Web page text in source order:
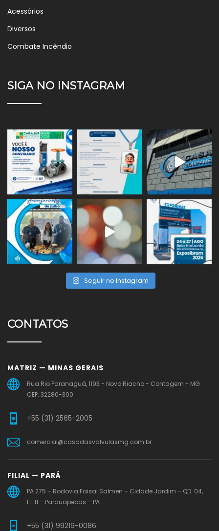
Acessórios
Diversos
Combate Incêndio
SIGA NO INSTAGRAM
Seguir no Instagram
CONTATOS
MATRIZ — MINAS GERAIS
Rua Rio Paranaguá, 1193 - Novo Riacho - Contagem - MG
CEP. 32280-300
+55 (31) 2565-2005
comercial@casadasvalvulasmg.com.br
FILIAL — PARÁ
PA 275 – Rodovia Faisal Salmen – Cidade Jardim – QD. 04,
LT.11 – Parauapebas – PA
+55 (31) 99219-0086